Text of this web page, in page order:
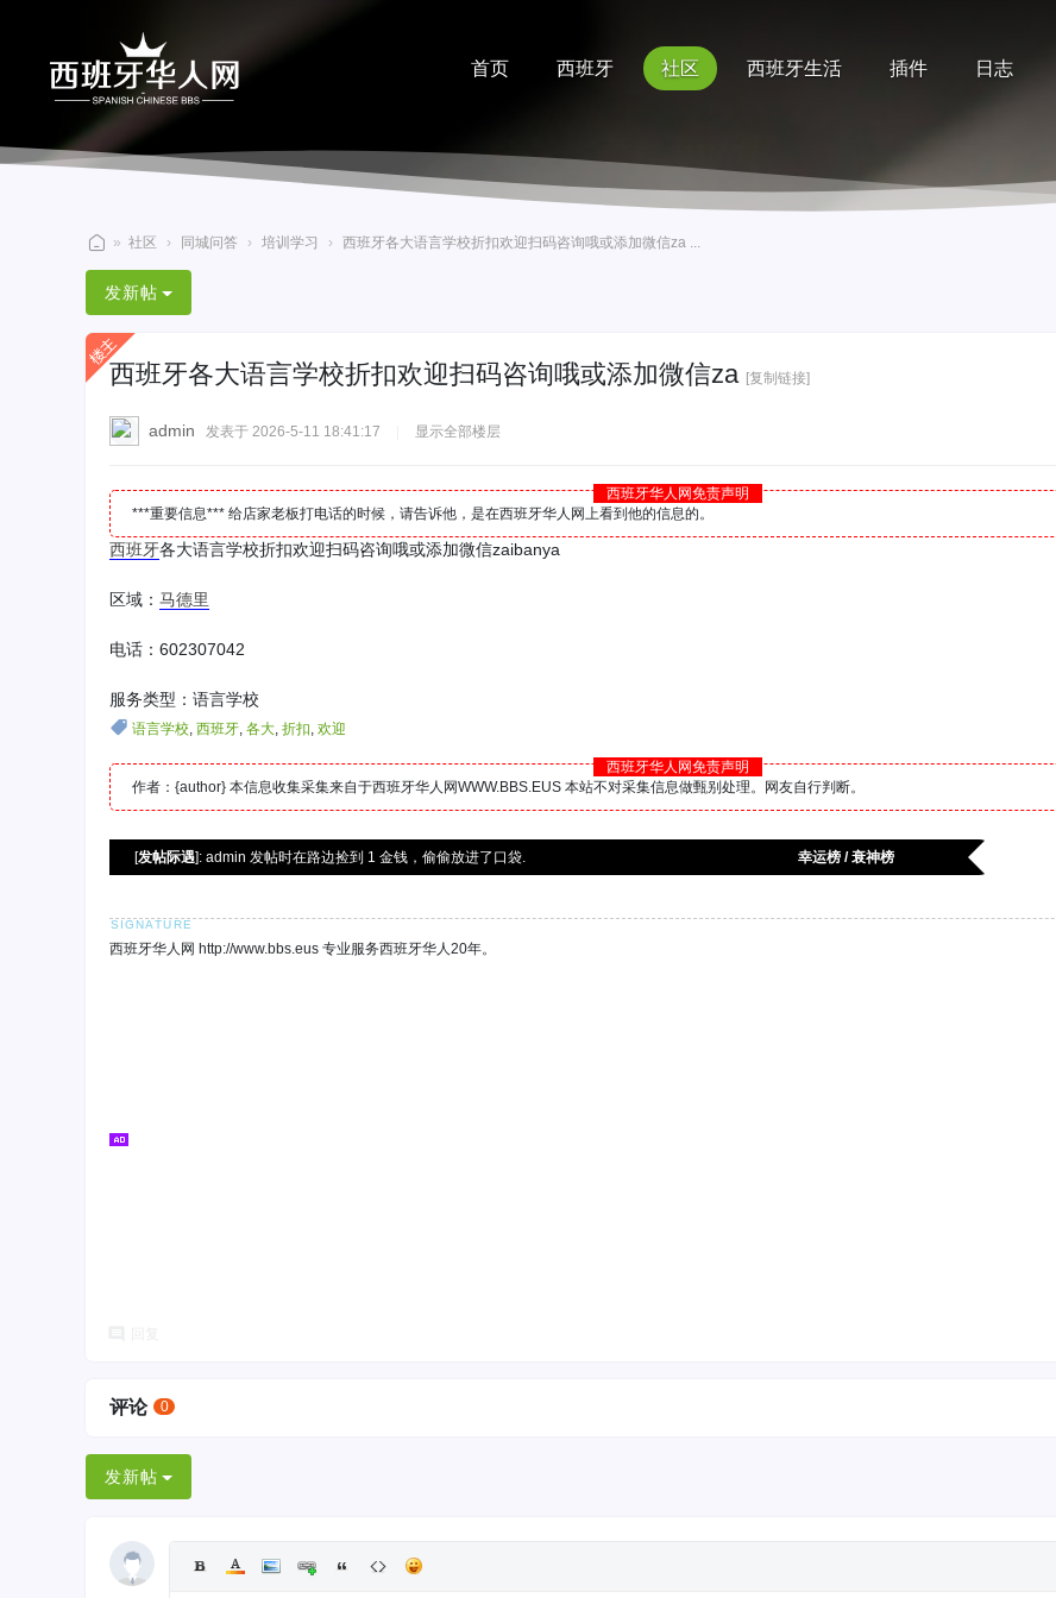
首页 西班牙 社区 西班牙生活 插件 日志
西
班
牙
华
» 社区 › 同城问答 › 培训学习 › 西班牙各大语言学校折扣欢迎扫码咨询哦或添加微信za ...
发新帖
西班牙各大语言学校折扣欢迎扫码咨询哦或添加微信za [复制链接]
admin 发表于 2026-5-11 18:41:17 显示全部楼层
西班牙华人网免责声明
***重要信息*** 给店家老板打电话的时候，请告诉他，是在西班牙华人网上看到他的信息的。
西班牙各大语言学校折扣欢迎扫码咨询哦或添加微信zaibanya
区域： 马德里
电话：602307042
服务类型：语言学校
语言学校, 西班牙, 各大, 折扣, 欢迎
西班牙华人网免责声明
作者：{author} 本信息收集采集来自于西班牙华人网WWW.BBS.EUS 本站不对采集信息做甄别处理。网友自行判断。
[发帖际遇]: admin 发帖时在路边捡到 1 金钱，偷偷放进了口袋. 幸运榜 / 衰神榜
西班牙华人网 http://www.bbs.eus 专业服务西班牙华人20年。
评论 0
发新帖